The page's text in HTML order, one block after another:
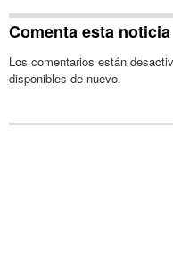
Comenta esta noticia
Los comentarios están
disponibles de nuevo.